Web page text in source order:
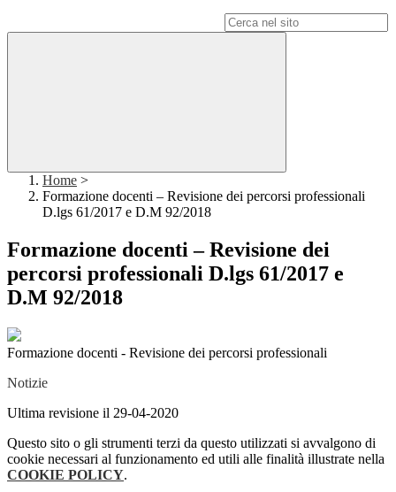
Home >
Formazione docenti – Revisione dei percorsi professionali
D.lgs 61/2017 e D.M 92/2018
Formazione docenti – Revisione dei
percorsi professionali D.lgs 61/2017 e
D.M 92/2018
Formazione docenti - Revisione dei percorsi professionali
Notizie
Ultima revisione il 29-04-2020
Questo sito o gli strumenti terzi da questo utilizzati si avvalgono di
cookie necessari al funzionamento ed utili alle finalità illustrate nella
COOKIE POLICY.